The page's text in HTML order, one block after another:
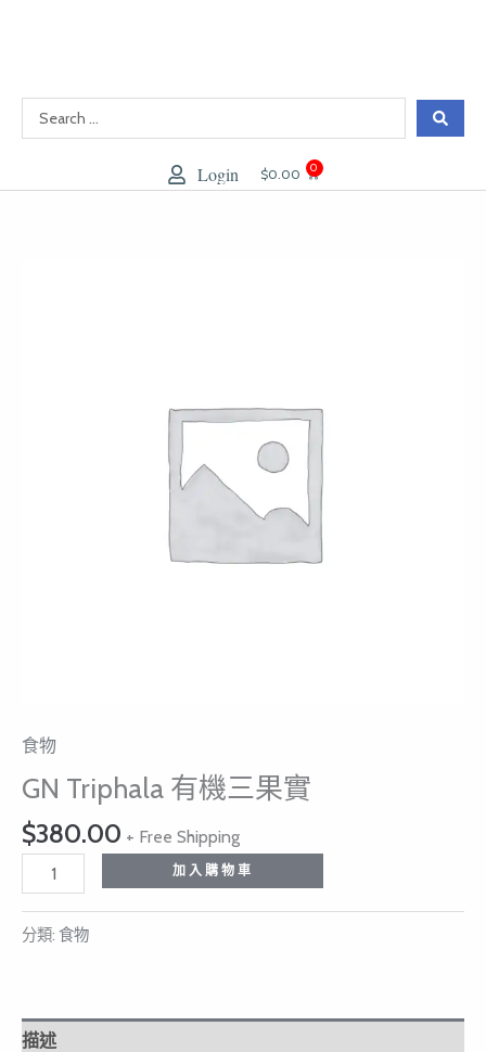
Login $0.00 0大
車
食物
GN Triphala 有機三果實
$380.00 + Free Shipping
加入購物車
分類: 食物
描述